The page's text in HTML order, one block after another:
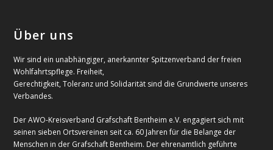
Über uns
Wir sind ein unabhängiger, anerkannter Spitzenverband der freien
Wohlfahrtspflege. Freiheit,
Gerechtigkeit, Toleranz und Solidarität sind die Grundwerte unseres
Verbandes.
Der AWO-Kreisverband Grafschaft Bentheim e.V. engagiert sich mit
seinen sieben Ortsvereinen seit ca. 60 Jahren für die Belange der
Menschen in der Grafschaft Bentheim. Der ehrenamtlich geführte